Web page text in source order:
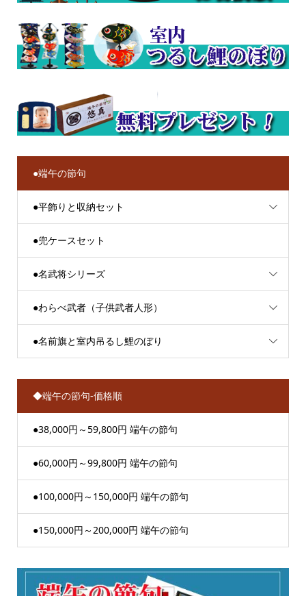
●端午の節句
●平飾りと収納セット
●兜ケースセット
●名武将シリーズ
●わらべ武者（子供武者人形）
●名前旗と室内吊るし鯉のぼり
◆端午の節句-価格順
●38,000円～59,800円 端午の節句
●60,000円～99,800円 端午の節句
●100,000円～150,000円 端午の節句
●150,000円～200,000円 端午の節句